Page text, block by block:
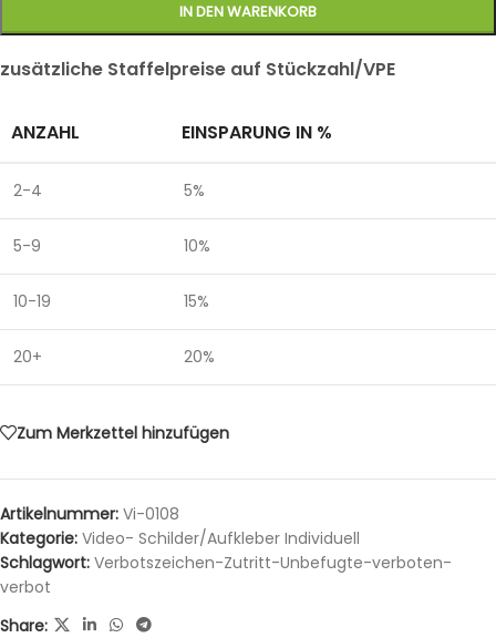
IN DEN WARENKORB
zusätzliche Staffelpreise auf Stückzahl/VPE
ANZAHL EINSPARUNG IN %
2-4 5%
5-9 10%
10-19 15%
20+ 20%
Zum Merkzettel hinzufügen
Artikelnummer: Vi-0108
Kategorie: Video- Schilder/Aufkleber Individuell
Schlagwort: Verbotszeichen-Zutritt-Unbefugte-verboten-
verbot
Share: